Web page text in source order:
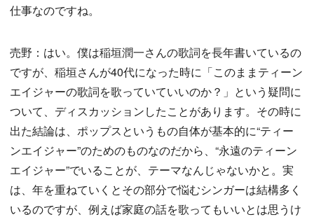
仕事なのですね。
売野：はい。僕は稲垣潤一さんの歌詞を長年書いているの
ですが、稲垣さんが40代になった時に「このままティーン
エイジャーの歌詞を歌っていていいのか？」という疑問に
ついて、ディスカッションしたことがあります。その時に
出た結論は、ポップスというもの自体が基本的に“ティー
ンエイジャー”のためのものなのだから、“永遠のティーン
エイジャー”でいることが、テーマなんじゃないかと。実
は、年を重ねていくとその部分で悩むシンガーは結構多く
いるのですが、例えば家庭の話を歌ってもいいとは思うけ